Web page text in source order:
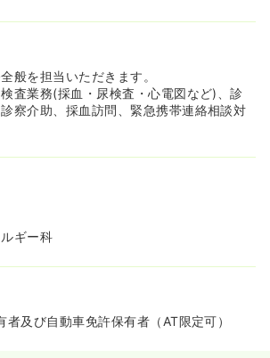
般を担当いただきます。
査業務(採血・尿検査・心電図など)、診
察介助、採血訪問、緊急携帯連絡相談対
ギー科
者及び自動車免許保有者（AT限定可）